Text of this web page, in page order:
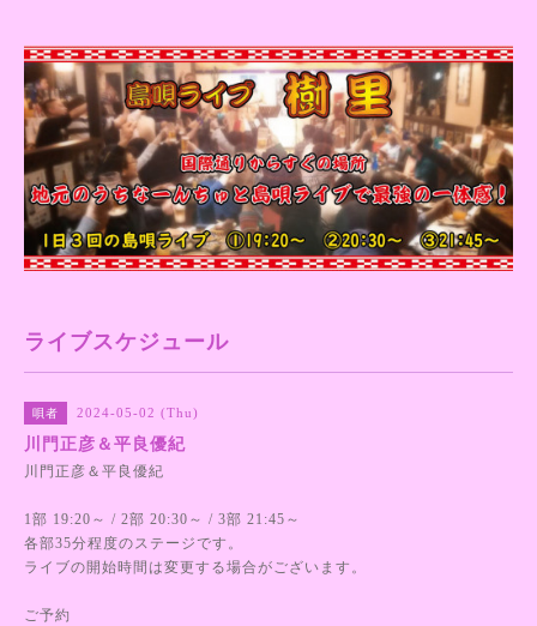
ライブスケジュール
唄者 2024-05-02 (Thu)
川門正彦＆平良優紀
川門正彦＆平良優紀
1部 19:20～ / 2部 20:30～ / 3部 21:45～
各部35分程度のステージです。
ライブの開始時間は変更する場合がございます。
ご予約